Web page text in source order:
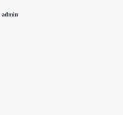
admin